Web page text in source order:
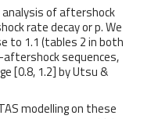
of aftershock
rate decay or p. We
to 1.1 (tables 2 in both
sequences,
[0.8, 1.2] by Utsu &
modelling on these